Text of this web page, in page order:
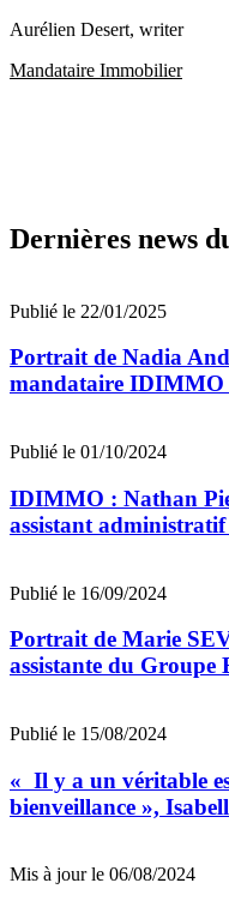
Aurélien Desert, writer
Mandataire Immobilier
Dernières news
Publié le 22/01/2025
Portrait de Nadia
mandataire IDIMMO
Publié le 01/10/2024
IDIMMO : Nathan
assistant
Publié le 16/09/2024
Portrait de Marie
assistante du Groupe
Publié le 15/08/2024
« Il y a un véritable
bienveillance »,
Mis à jour le 06/08/2024